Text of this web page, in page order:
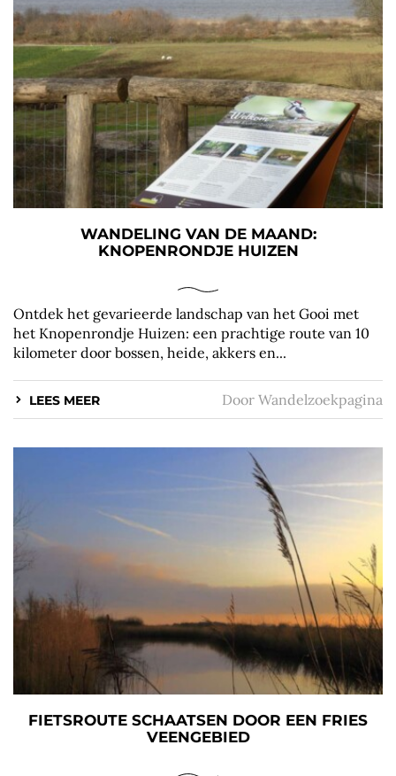
WANDELING VAN DE MAAND:
KNOPENRONDJE HUIZEN
Ontdek het gevarieerde landschap van het Gooi met
het Knopenrondje Huizen: een prachtige route van 10
kilometer door bossen, heide, akkers en...
LEES MEER Door Wandelzoekpagina
FIETSROUTE SCHAATSEN DOOR EEN FRIES
VEENGEBIED